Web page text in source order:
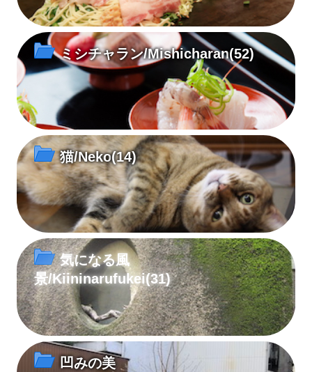
ミシチャラン/Mishicharan(52)
猫/Neko(14)
気になる風
景/Kiininarufukei(31)
凹みの美